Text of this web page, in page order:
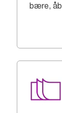
bære,